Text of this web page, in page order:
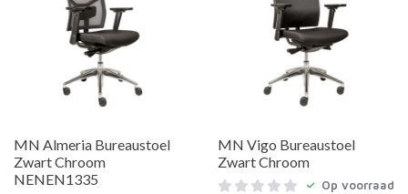
MN Almeria Bureaustoel
Zwart Chroom
NENEN1335
MN Vigo Bureaustoel
Zwart Chroom
Op voorraad